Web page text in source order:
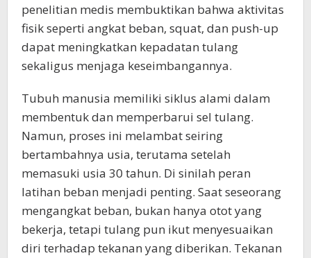
penelitian medis membuktikan bahwa aktivitas
fisik seperti angkat beban, squat, dan push-up
dapat meningkatkan kepadatan tulang
sekaligus menjaga keseimbangannya.
Tubuh manusia memiliki siklus alami dalam
membentuk dan memperbarui sel tulang.
Namun, proses ini melambat seiring
bertambahnya usia, terutama setelah
memasuki usia 30 tahun. Di sinilah peran
latihan beban menjadi penting. Saat seseorang
mengangkat beban, bukan hanya otot yang
bekerja, tetapi tulang pun ikut menyesuaikan
diri terhadap tekanan yang diberikan. Tekanan